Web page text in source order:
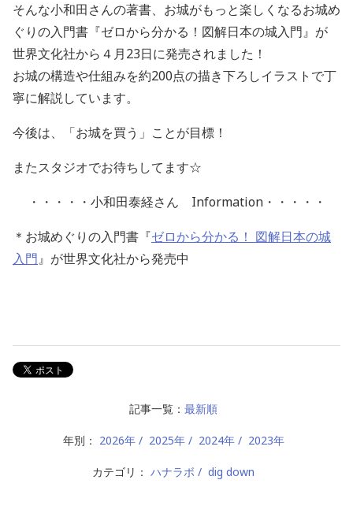
そんな小和田さんの著書、お城がもっと楽しくなるお城め
ぐりの入門書『ゼロから分かる！図解日本の城入門』が
世界文化社から４月23日に発売されました！
お城の構造や仕組みを約200点の描き下ろしイラストで丁
寧に解説しています。
今後は、「お城を買う」ことが目標！
またスタジオでお待ちしてます☆
・・・・・小和田泰経さん Information・・・・・
＊お城めぐりの入門書『ゼロから分かる！ 図解日本の城
入門』が世界文化社から発売中
記事一覧： 最新順
年別： 2026年 2025年 2024年 2023年
カテゴリ： ハナラボ dig down